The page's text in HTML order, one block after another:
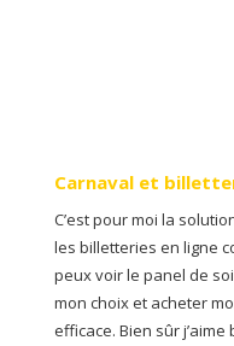
Carnaval et
C’est pour moi la
les billetteries en ligne
peux voir le panel de
mon choix et acheter
efficace. Bien sûr